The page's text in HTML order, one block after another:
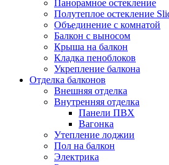
Панорамное остекление
Полутеплое остекление
Объединение с комнатой
Балкон с выносом
Крыша на балкон
Кладка пеноблоков
Укрепление балкона
Отделка балконов
Внешняя отделка
Внутренняя отделка
Панели ПВХ
Вагонка
Утепление лоджии
Пол на балкон
Электрика